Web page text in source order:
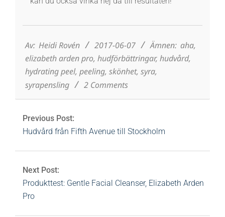
07
Av: Heidi Rovén 2017-06-07 Ämnen: aha,
elizabeth arden pro, hudförbättringar, hudvård,
hydrating peel, peeling, skönhet, syra,
syrapensling
2 Comments
Previous Post:
Hudvård från Fifth Avenue till Stockholm
Next Post:
Produkttest: Gentle Facial Cleanser, Elizabeth Arden
Pro